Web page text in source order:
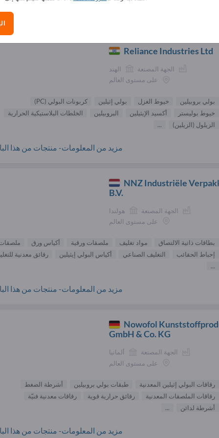
9003-07-0
Reliance Industries Ltd
الجهة المصنعة
الهند
على مستوى العالم
بولي بروبيلين خيوط الغزل بولي إثيلين
كربونات البولي (PC)
خيوط بوليستر
أكسيد الإيثيلين البروبيلين
الخلطات البلاستيكية الحرارية
الزيلول (الزيلين)
...
مزيد من المعلومات- منتجات من هذا
NNZ Industriële
B.V.
الجهة المصنعة
هولندا
على مستوى العالم
بطاقات ذاتية الالتصاق مواد تغليف ملصقات ورقية أكياس ورق
إحباط الحقائب
التغليف الصناعي أكياس البولي إيثيلين
رقائق معدنية
...
مزيد من المعلومات- منتجات من هذا
Nowofol
GmbH & Co. KG
الجهة المصنعة
ألمانيا
على مستوى العالم
رقاقات البولي إثيلين المعدنية طبقات بولي بروبيلين
أشرطة الضغط
رقاقات الملصقات المعدنية
رقائق حرارية قوية
رقاقات معدنية فنيّة
أشرطة لدائن
...
مزيد من المعلومات- منتجات من هذا